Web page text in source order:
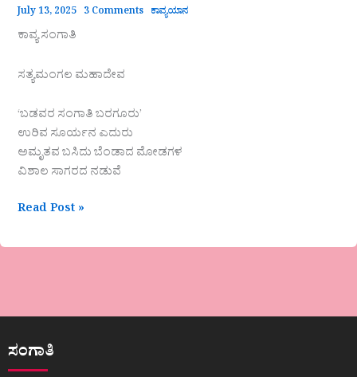
July 13, 2025 3 Comments ಕಾವ್ಯಯಾನ
ಕಾವ್ಯ ಸಂಗಾತಿ
ಸತ್ಯಮಂಗಲ ಮಹಾದೇವ
‘ಬಡವರ ಸಂಗಾತಿ ಬರಗೂರು’
ಉರಿವ ಸೂರ್ಯನ ಎದುರು
ಅಮೃತವ ಬಸಿದು ಬೆಂಡಾದ ಮೋಡಗಳ
ವಿಶಾಲ ಸಾಗರದ ನಡುವೆ
Read Post »
ಸಂಗಾತಿ